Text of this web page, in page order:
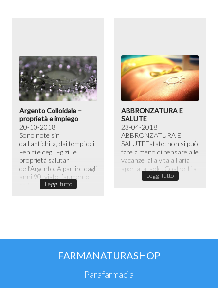
Argento Colloidale –
proprietà e impiego
20-10-2018
Sono note sin
dall'antichità, dai tempi dei
Fenici e degli Egizi, le
proprietà salutari
dell’Argento. A partire dagli
anni 90, visto l’aumento
Leggi tutto
ABBRONZATURA E
SALUTE
23-04-2018
ABBRONZATURA E
SALUTE​ Estate: non si può
fare a meno di pensare alle
vacanze, alla vita all'aria
aperta, al sole. Costretti a
passare la maggior ...
Leggi tutto
FARMANATURASHOP
Parafarmacia